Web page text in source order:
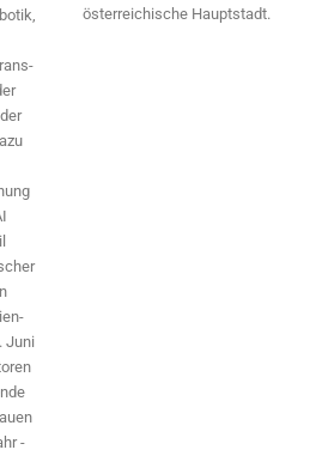
Juni
österreichische Hauptstadt.